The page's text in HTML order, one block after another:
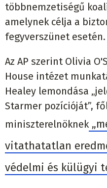
többnemzetiségű
amelynek célja a
fegyverszünet esetén.
Az AP szerint Olivia
House intézet
Healey lemondása
Starmer pozícióját”,
miniszterelnöknek
vitathatatlan
védelmi és külügyi